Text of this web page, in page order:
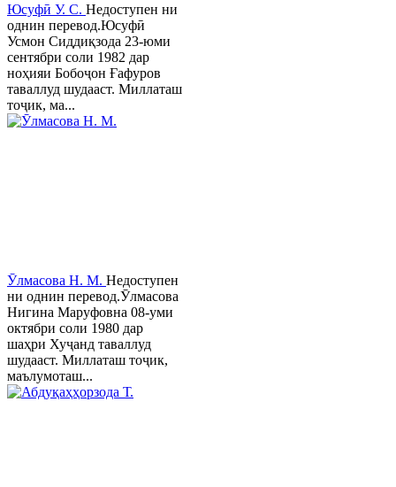
Юсуфӣ У. C. Недоступен ни
однин перевод.Юсуфӣ
Усмон Сиддиқзода 23-юми
сентябри соли 1982 дар
ноҳияи Бобоҷон Ғафуров
таваллуд шудааст. Миллаташ
тоҷик, ма...
Ӯлмасова Н. М. Недоступен
ни однин перевод.Ӯлмасова
Нигина Маруфовна 08-уми
октябри соли 1980 дар
шаҳри Хуҷанд таваллуд
шудааст. Миллаташ тоҷик,
маълумоташ...